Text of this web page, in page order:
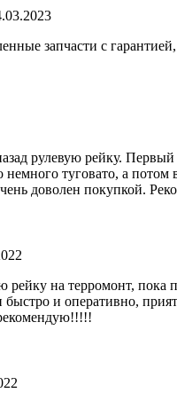
запчасти с
рулевую рейку. Первый
туговато, а потом
доволен покупкой.
рейку на терромонт, пока
и оперативно,